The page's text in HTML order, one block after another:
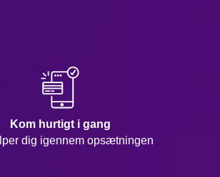
Kom hurtigt i gang
dig igennem opsætningen